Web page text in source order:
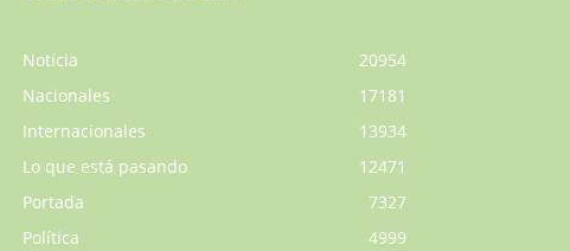
Noticia
20954
Nacionales
17181
Internacionales
13934
Lo que está pasando
12471
Portada
7327
Política
4999